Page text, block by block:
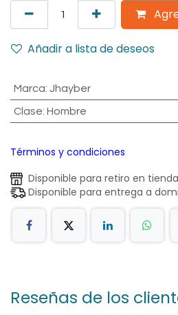
Añadir a lista de deseos
Marca: Jhayber
Clase: Hombre
Términos y condiciones
Disponible para retiro en tienda
Disponible para entrega a
Reseñas de los